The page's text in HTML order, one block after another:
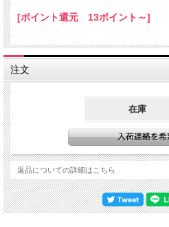
●ハラル認証
●内容量:200ml
[ポイント還元 13ポイント～]
注文
在庫
返品についての詳細はこちら